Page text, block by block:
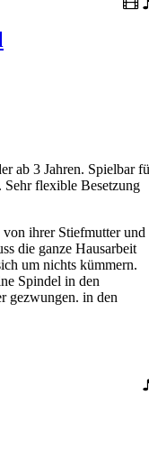
ab 3 Jahren. Spielbar
Sehr flexible Besetzung
ihrer Stiefmutter und
die ganze Hausarbeit
um nichts kümmern.
Spindel in den
gezwungen. in den